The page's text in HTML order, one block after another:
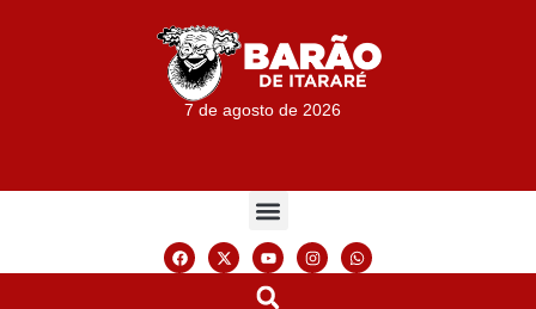
7 de agosto de 2026